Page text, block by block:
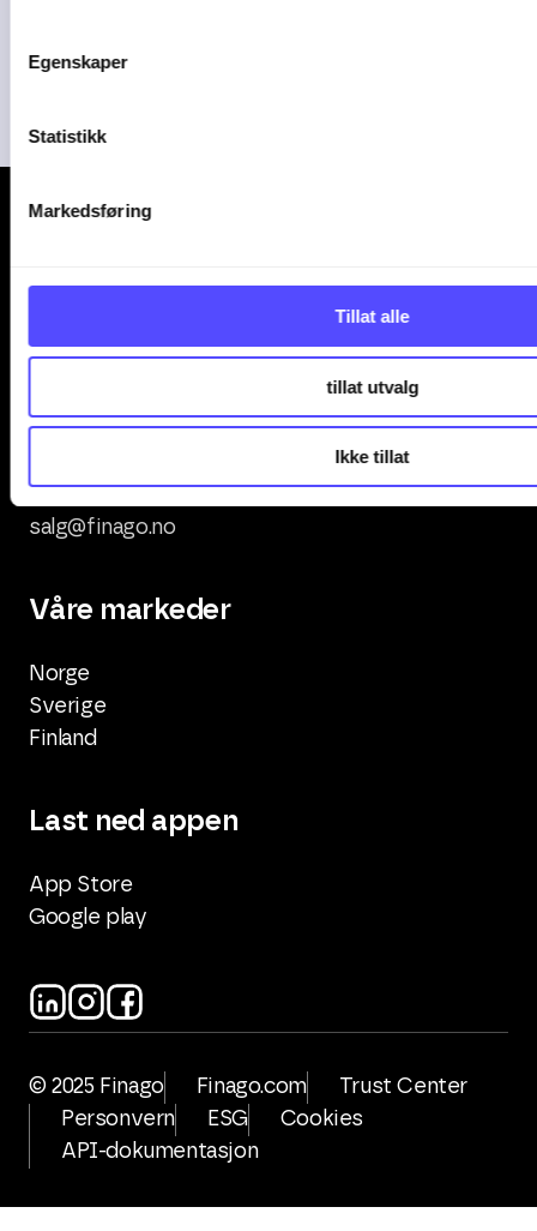
Egenskaper
Statistikk
Markedsføring
Tillat alle
tillat utvalg
Ikke tillat
Kontakt oss
salg@finago.no
Våre markeder
Norge
Sverige
Finland
Last ned appen
App Store
Google play
© 2025 Finago Finago.com
Trust Center
Personvern
ESG
Cookies
API-dokumentasjon